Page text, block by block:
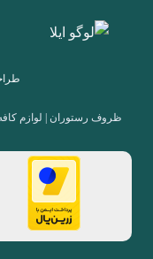
ظروف رستوران | لوازم